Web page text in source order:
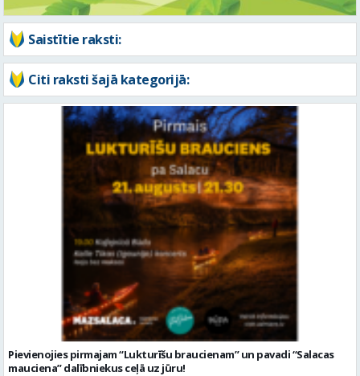
Saistītie raksti:
Citi raksti šajā kategorijā:
Pievienojies pirmajam “Lukturīšu braucienam” un pavadi “Salacas
mauciena” dalībniekus ceļā uz jūru!